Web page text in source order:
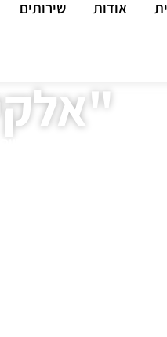
אודות שירותים
פרויקטים